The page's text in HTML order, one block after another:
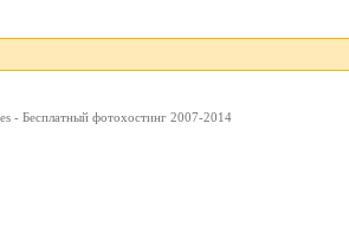
- Бесплатный фотохостинг 2007-2014